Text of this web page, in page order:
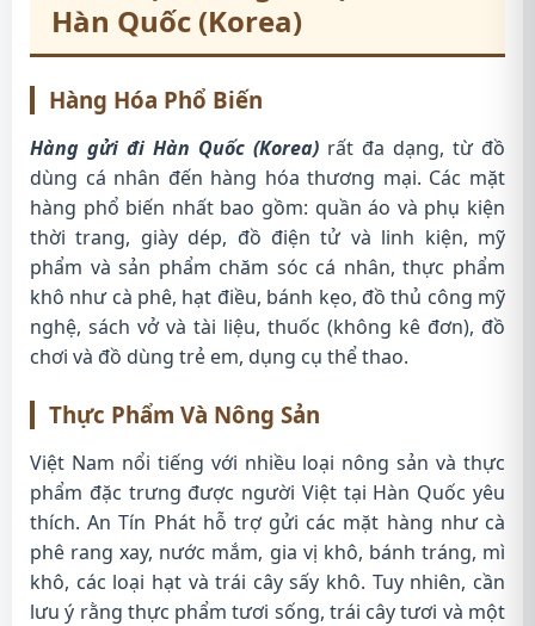
Hàn Quốc (Korea)
Hàng Hóa Phổ Biến
Hàng gửi đi Hàn Quốc (Korea) rất đa dạng, từ đồ
dùng cá nhân đến hàng hóa thương mại. Các mặt
hàng phổ biến nhất bao gồm: quần áo và phụ kiện
thời trang, giày dép, đồ điện tử và linh kiện, mỹ
phẩm và sản phẩm chăm sóc cá nhân, thực phẩm
khô như cà phê, hạt điều, bánh kẹo, đồ thủ công mỹ
nghệ, sách vở và tài liệu, thuốc (không kê đơn), đồ
chơi và đồ dùng trẻ em, dụng cụ thể thao.
Thực Phẩm Và Nông Sản
Việt Nam nổi tiếng với nhiều loại nông sản và thực
phẩm đặc trưng được người Việt tại Hàn Quốc yêu
thích. An Tín Phát hỗ trợ gửi các mặt hàng như cà
phê rang xay, nước mắm, gia vị khô, bánh tráng, mì
khô, các loại hạt và trái cây sấy khô. Tuy nhiên, cần
lưu ý rằng thực phẩm tươi sống, trái cây tươi và một